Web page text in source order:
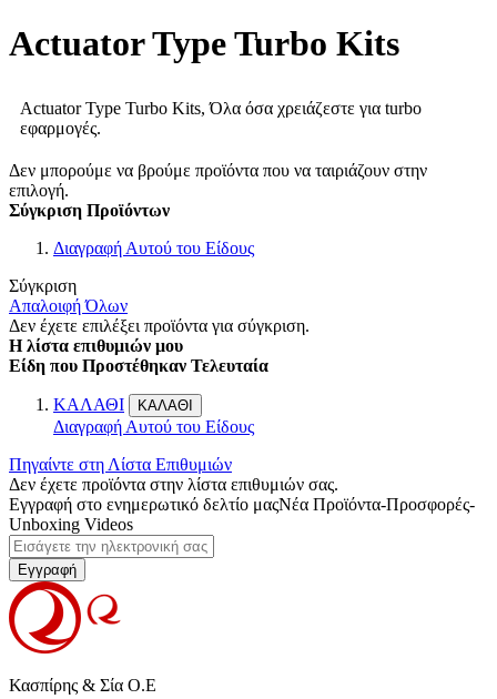
Actuator Type Turbo Kits
Actuator Type Turbo Kits, Όλα όσα χρειάζεστε για turbo
εφαρμογές.
Δεν μπορούμε να βρούμε προϊόντα που να ταιριάζουν στην
επιλογή.
Σύγκριση Προϊόντων
Διαγραφή Αυτού του Είδους
Σύγκριση
Απαλοιφή Όλων
Δεν έχετε επιλέξει προϊόντα για σύγκριση.
Η λίστα επιθυμιών μου
Είδη που Προστέθηκαν Τελευταία
ΚΑΛΑΘΙ ΚΑΛΑΘΙ
Διαγραφή Αυτού του Είδους
Πηγαίντε στη Λίστα Επιθυμιών
Δεν έχετε προϊόντα στην λίστα επιθυμιών σας.
Εγγραφή στο ενημερωτικό δελτίο μαςΝέα Προϊόντα-Προσφορές-
Unboxing Videos
Εγγραφή
Κασπίρης & Σία Ο.Ε